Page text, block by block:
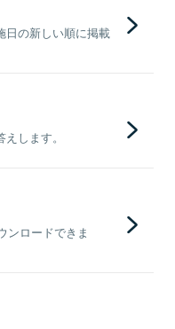
日の新しい順に掲載
します。
ンロードできま